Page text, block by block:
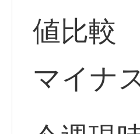
値比較
マイナ